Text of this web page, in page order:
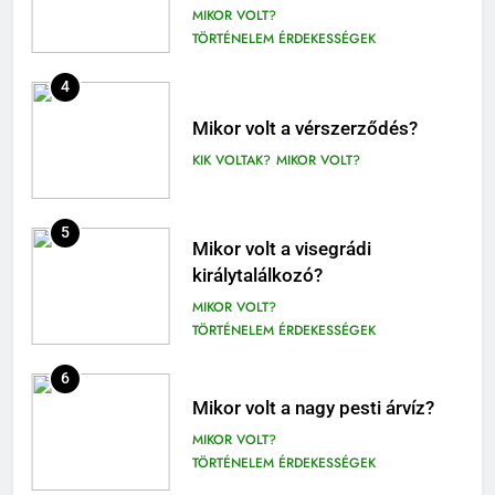
MIKOR VOLT?
TÖRTÉNELEM ÉRDEKESSÉGEK
4
Mikor volt a vérszerződés?
KIK VOLTAK? MIKOR VOLT?
5
Mikor volt a visegrádi
királytalálkozó?
MIKOR VOLT?
TÖRTÉNELEM ÉRDEKESSÉGEK
6
Mikor volt a nagy pesti árvíz?
MIKOR VOLT?
TÖRTÉNELEM ÉRDEKESSÉGEK
9-12. OSZTÁLY OLVASÓNAPLÓ
1-4. OSZTÁLY OLVASÓNAPLÓ
olvasónapló
5. OSZTÁLY OLVASÓNAPLÓ
OLVASÓNAPLÓK
A jó palócok (elemzés)
ELEMZÉSEK-VERSELEMZÉS
OLVASÓNAPLÓK